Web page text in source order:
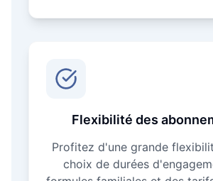
Flexibilité des
Profitez d'une grande
choix de durées